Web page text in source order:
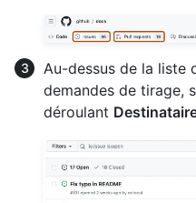
Au-dessus de la liste
demandes de tirage,
déroulant